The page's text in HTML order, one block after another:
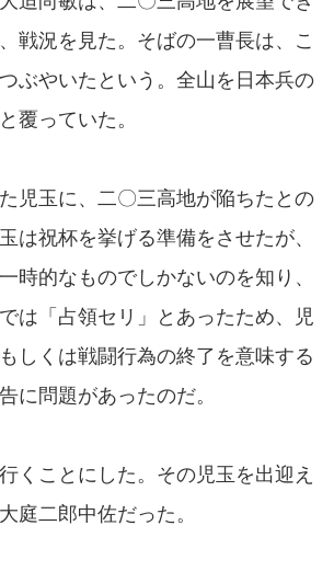
戦況を見た。そばの一曹長は、こ
ぶやいたという。全山を日本兵の
覆っていた。
児玉に、二〇三高地が陥ちたとの
は祝杯を挙げる準備をさせたが、
時的なものでしかないのを知り、
は「占領セリ」とあったため、児
しくは戦闘行為の終了を意味する
に問題があったのだ。
くことにした。その児玉を出迎え
庭二郎中佐だった。